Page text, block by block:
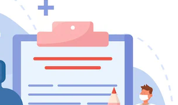
Produkte
KI-Assistent
KI-Videogenerator
Academy
Dokumentation
AGB